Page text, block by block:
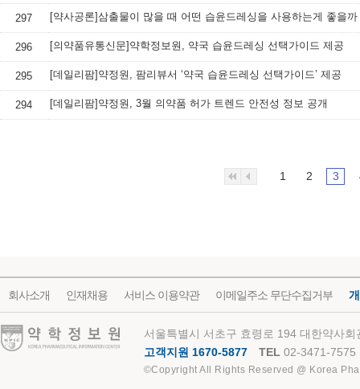
297 [약사공론]삼출물이 많을 때 어떤 습윤드레싱을 사용하는게 좋을까
296 [의약품유통신문]약학정보원, 약국 습윤드레싱 선택가이드 제공
295 [데일리팜]약정원, 팜리뷰서 ‘약국 습윤드레싱 선택가이드’ 제공
294 [데일리팜]약정원, 3월 의약품 허가 트렌드 안전성 정보 공개
1 2 3
회사소개 인재채용 서비스 이용약관 이메일주소 무단수집거부
약학정보원
서울특별시 서초구 효령로 194 대한약사
고객지원 1670-5877
TEL 02-3471-7575
©Copyright All Rights Reserved @ Korea